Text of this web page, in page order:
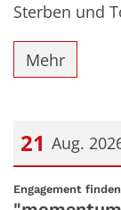
Sterben und
Mehr
21 Aug.
Datum: 21.
Engagement